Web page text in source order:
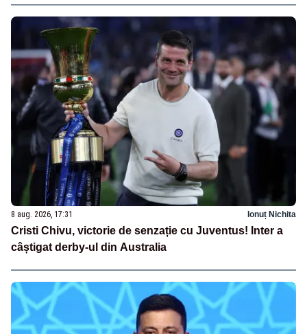
8 aug. 2026, 17:31 Ionuț Nichita
Cristi Chivu, victorie de senzație cu Juventus! Inter a
câștigat derby-ul din Australia